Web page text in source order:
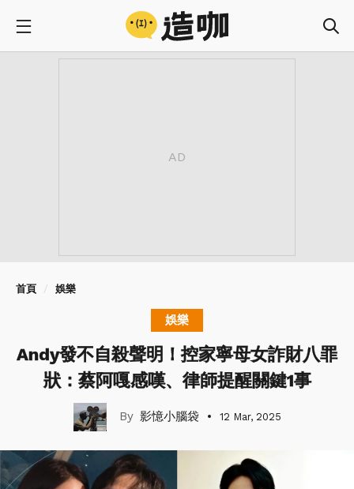
首頁 娛樂
娛樂
Andy發不自殺聲明！控家寧母女詐財八罪
狀：蔡阿嘎感嘆、律師提醒關鍵1事
影憶小腦袋 12 Mar, 2025